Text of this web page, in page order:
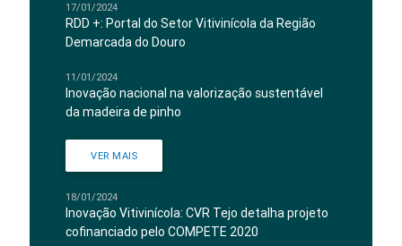
17/01/2024
RDD +: Portal do Setor Vitivinícola da Região
Demarcada do Douro
11/01/2024
Inovação nacional na valorização sustentável
da madeira de pinho
VER MAIS
18/01/2024
Inovação Vitivinícola: CVR Tejo detalha projeto
cofinanciado pelo COMPETE 2020